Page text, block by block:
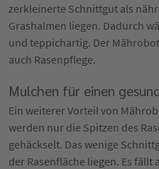
zerkleinerte Schnittgut als
Grashalmen liegen. Dadurch
und teppichartig. Der
auch Rasenpflege.
Mulchen für einen
Ein weiterer Vorteil von
werden nur die Spitzen des
gehäckselt. Das wenige
der Rasenfläche liegen. Es fällt